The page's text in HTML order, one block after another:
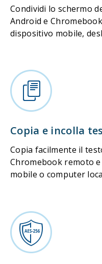
Condividi lo schermo
Android e
dispositivo mobile,
Copia e incolla
Copia facilmente il
Chromebook remoto
mobile o computer